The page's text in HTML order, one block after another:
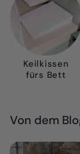
Keilkissen
fürs Bett
Von dem